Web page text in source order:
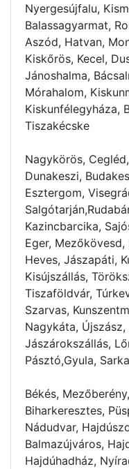
Nyergesújfalu,
Balassagyarmat,
Aszód, Hatvan,
Kiskőrös, Kecel,
Jánoshalma,
Mórahalom,
Kiskunfélegyháza,
Tiszakécske
Nagykörös,
Dunakeszi,
Esztergom,
Kazincbarcika,
Eger, Mezőkövesd,
Heves, Jászapáti,
Kisújszállás,
Tiszaföldvár,
Szarvas,
Nagykáta,
Jászárokszállás,
Pásztó,Gyula,
Békés,
Biharkeresztes,
Nádudvar,
Balmazújváros,
Hajdúhadház,